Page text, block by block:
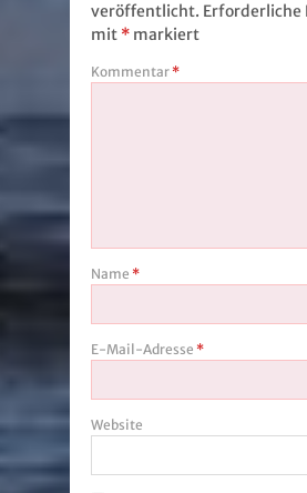
veröffentlicht. Erforderliche
mit * markiert
Kommentar *
Name *
E-Mail-Adresse *
Website